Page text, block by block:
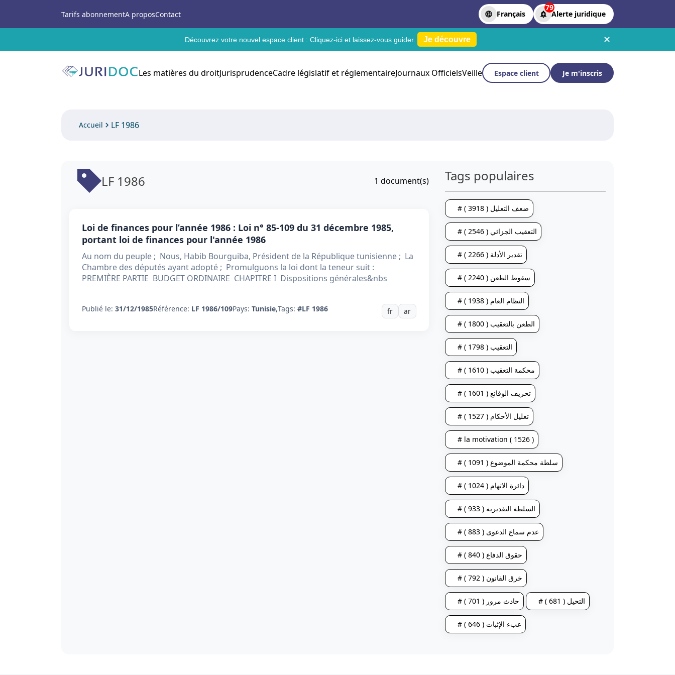
Tarifs abonnementA proposContact Français
79
Alerte juridique
Découvrez votre nouvel espace client : Cliquez-ici et laissez-vous guider. Je découvre ✕
Les matières du droitJurisprudenceCadre législatif et réglementaireJournaux OfficielsVeille Espace client Je m'inscris
Accueil LF 1986
LF 1986 1 document(s)
Loi de finances pour l’année 1986 : Loi n° 85-109 du 31 décembre 1985,
portant loi de finances pour l'année 1986
Au nom du peuple ; Nous, Habib Bourguiba, Président de la République tunisienne ; La
Chambre des députés ayant adopté ; Promulguons la loi dont la teneur suit :
PREMIÈRE PARTIE BUDGET ORDINAIRE CHAPITRE I Dispositions générales&nbs
Publié le: 31/12/1985Référence: LF 1986/109Pays: Tunisie,Tags: #LF 1986 fr ar
Tags populaires
# ضعف التعليل ( 3918 )
# التعقيب الجزائي ( 2546 )
# تقدير الأدلة ( 2266 )
# سقوط الطعن ( 2240 )
# النظام العام ( 1938 )
# الطعن بالتعقيب ( 1800 )
# التعقيب ( 1798 )
# محكمة التعقيب ( 1610 )
# تحريف الوقائع ( 1601 )
# تعليل الأحكام ( 1527 )
# la motivation ( 1526 )
# سلطة محكمة الموضوع ( 1091 )
# دائرة الاتهام ( 1024 )
# السلطة التقديرية ( 933 )
# عدم سماع الدعوى ( 883 )
# حقوق الدفاع ( 840 )
# خرق القانون ( 792 )
# حادث مرور ( 701 ) # التحيل ( 681 )
# عبء الإثبات ( 646 )